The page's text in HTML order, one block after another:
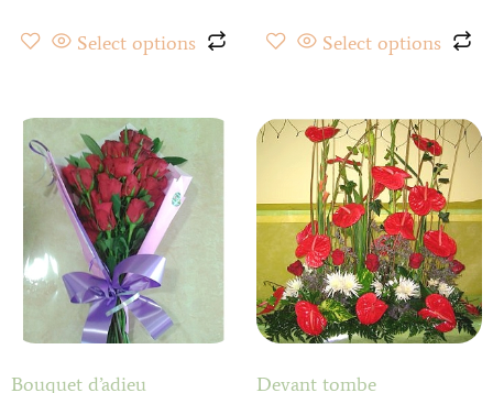
Select options Select options
Bouquet d’adieu Devant tombe